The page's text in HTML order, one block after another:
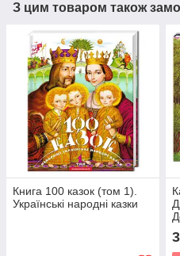
З цим товаром також
Книга 100 казок (том 1).
Українські народні казки